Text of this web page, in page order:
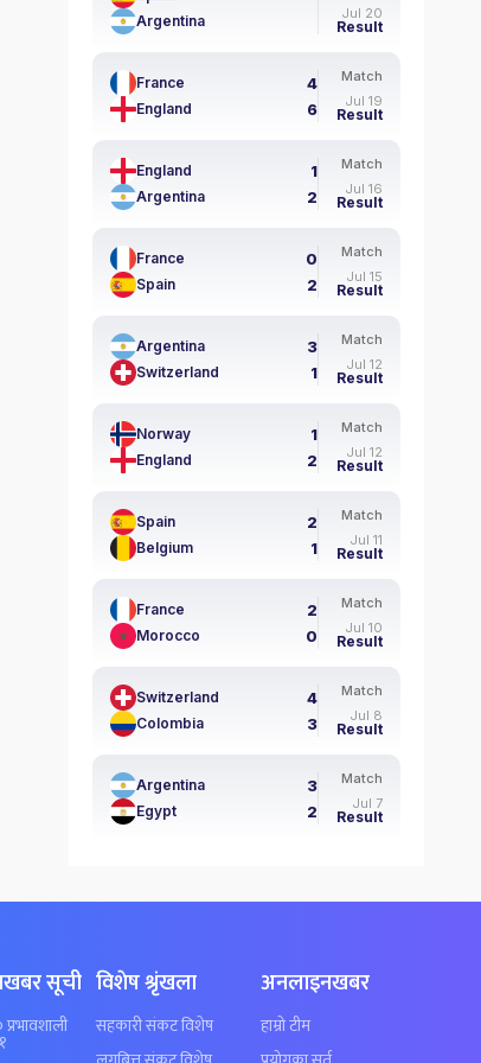
Argentina
Jul 20
Result
France 4
England 6
Match
Jul 19
Result
England 1
Argentina 2
Match
Jul 16
Result
France 0
Spain 2
Match
Jul 15
Result
Argentina 3
Switzerland 1
Match
Jul 12
Result
Norway 1
England 2
Match
Jul 12
Result
Spain 2
Belgium 1
Match
Jul 11
Result
France 2
Morocco 0
Match
Jul 10
Result
Switzerland 4
Colombia 3
Match
Jul 8
Result
Argentina 3
Egypt 2
Match
Jul 7
Result
सूची विशेष श्रृंखला
सहकारी संकट विशेष
अनलाइनखबर
हाम्रो टीम